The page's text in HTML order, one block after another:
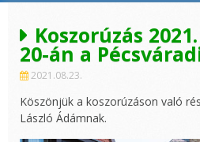
Koszorúzás
20-án a
2021.08.23.
Köszönjük a koszorúzáson való
László Ádámnak.